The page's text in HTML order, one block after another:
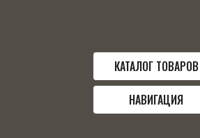
КАТАЛОГ ТОВАРОВ
НАВИГАЦИЯ